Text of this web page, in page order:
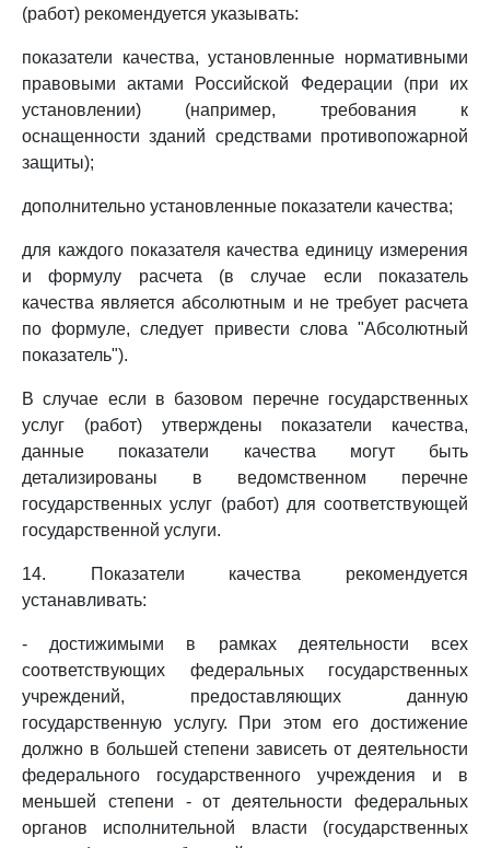
(работ) рекомендуется указывать:
показатели качества, установленные нормативными
правовыми актами Российской Федерации (при их
установлении) (например, требования к
оснащенности зданий средствами противопожарной
защиты);
дополнительно установленные показатели качества;
для каждого показателя качества единицу измерения
и формулу расчета (в случае если показатель
качества является абсолютным и не требует расчета
по формуле, следует привести слова "Абсолютный
показатель").
В случае если в базовом перечне государственных
услуг (работ) утверждены показатели качества,
данные показатели качества могут быть
детализированы в ведомственном перечне
государственных услуг (работ) для соответствующей
государственной услуги.
14. Показатели качества рекомендуется
устанавливать:
- достижимыми в рамках деятельности всех
соответствующих федеральных государственных
учреждений, предоставляющих данную
государственную услугу. При этом его достижение
должно в большей степени зависеть от деятельности
федерального государственного учреждения и в
меньшей степени - от деятельности федеральных
органов исполнительной власти (государственных